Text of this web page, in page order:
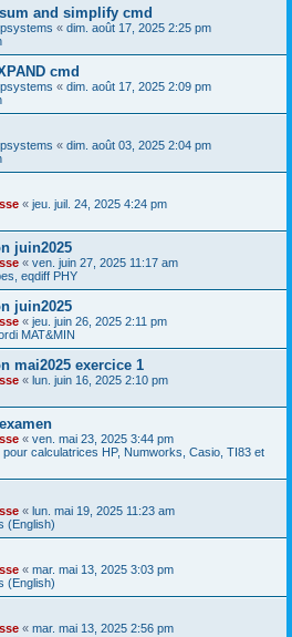
and simplify cmd
« dim. août 17, 2025 2:25 pm
cmd
« dim. août 17, 2025 2:09 pm
« dim. août 03, 2025 2:04 pm
« jeu. juil. 24, 2025 4:24 pm
juin2025
« ven. juin 27, 2025 11:17 am
eqdiff PHY
juin2025
« jeu. juin 26, 2025 2:11 pm
MAT&MIN
mai2025 exercice 1
« lun. juin 16, 2025 2:10 pm
« ven. mai 23, 2025 3:44 pm
pour calculatrices HP, Numworks, Casio, TI83 et
« lun. mai 19, 2025 11:23 am
(English)
« mar. mai 13, 2025 3:03 pm
(English)
« mar. mai 13, 2025 2:56 pm